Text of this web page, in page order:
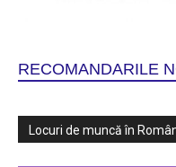
RECOMANDARILE
Locuri de muncă în